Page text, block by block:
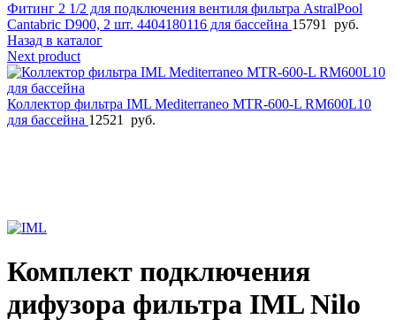
Фитинг 2 1/2 для подключения вентиля фильтра AstralPool
Cantabric D900, 2 шт. 4404180116 для бассейна 15791
руб.
Назад в каталог
Next product
Коллектор фильтра IML Mediterraneo MTR-600-L RM600L10
для бассейна 12521 руб.
Комплект подключения
дифузора фильтра IML Nilo